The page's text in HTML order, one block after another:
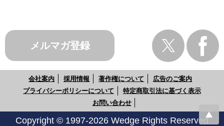
メルマガ登録
会社案内 採用情報 著作権について
広告のご案内
プライバシーポリシーについて
特定商取引法に基づく表示
お問い合わせ
Copyright © 1997-2026 Wedge Rights Reserved